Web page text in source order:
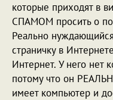
которые приходят в
СПАМОМ просить о
Реально
страничку в
Интернет. У него нет
потому что он
имеет компьютер и